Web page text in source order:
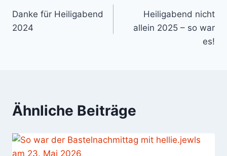
Danke für Heiligabend
2024
Heiligabend nicht
allein 2025 – so war
es!
Ähnliche Beiträge